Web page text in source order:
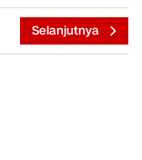
Selanjutnya